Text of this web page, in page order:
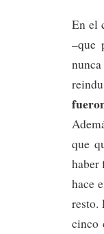
En el
–que
que
haber
hace
resto.
cinco